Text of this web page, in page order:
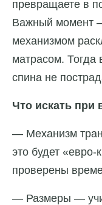
превращаете в
Важный момент
механизмом
матрасом. Тогда
спина не
Что искать при
— Механизм
это будет «евро-
проверены
— Размеры —